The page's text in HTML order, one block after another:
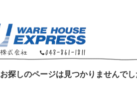
お探しのページは見つかりませんでし